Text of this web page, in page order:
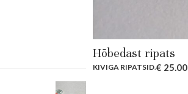
Hõbedast ripats
KIVIGA RIPATSID.€ 25.00